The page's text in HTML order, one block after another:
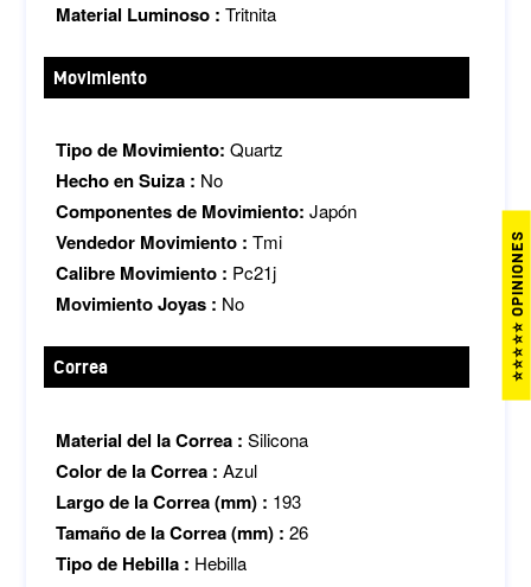
Material Luminoso :Tritnita
Movimiento
Tipo de Movimiento:Quartz
Hecho en Suiza : No
Componentes de Movimiento:Japón
Vendedor Movimiento :Tmi
Calibre Movimiento : Pc21j
Movimiento Joyas : No
Correa
Material del la Correa :Silicona
Color de la Correa :Azul
Largo de la Correa (mm) : 193
Tamaño de la Correa (mm) :26
Tipo de Hebilla : Hebilla
⭐⭐⭐⭐⭐ OPINIONES